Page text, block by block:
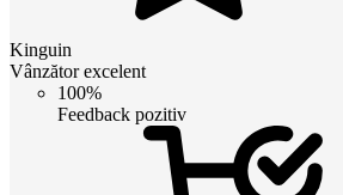
Kinguin
Vânzător excelent
100%
Feedback pozitiv